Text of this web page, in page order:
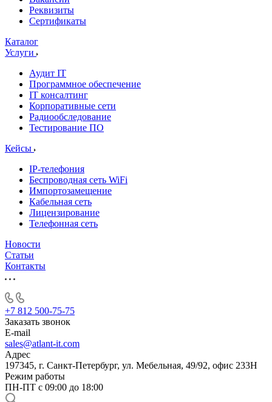
Реквизиты
Сертификаты
Каталог
Услуги
Аудит IT
Программное обеспечение
IT консалтинг
Корпоративные сети
Радиообследование
Тестирование ПО
Кейсы
IP-телефония
Беспроводная сеть WiFi
Импортозамещение
Кабельная сеть
Лицензирование
Телефонная сеть
Новости
Статьи
Контакты
+7 812 500-75-75
Заказать звонок
E-mail
sales@atlant-it.com
Адрес
197345, г. Санкт-Петербург, ул. Мебельная, 49/92, офис 233Н
Режим работы
ПН-ПТ с 09:00 до 18:00